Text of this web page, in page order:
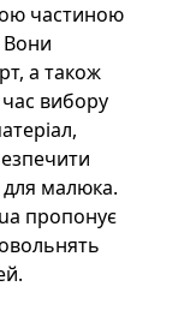
частиною
Вони
а також
вибору
для малюка.
пропонує